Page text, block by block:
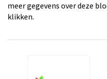
meer gegevens over deze
klikken.